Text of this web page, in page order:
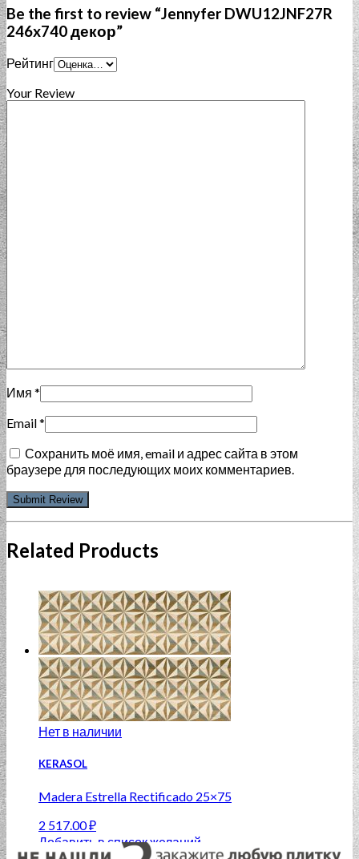
Be the first to review “Jennyfer DWU12JNF27R
246x740 декор”
Рейтинг
Your Review
Имя *
Email*
Сохранить моё имя, email и адрес сайта в этом
браузере для последующих моих комментариев.
Related Products
Нет в наличии
KERASOL
Madera Estrella Rectificado 25×75
2 517.00₽
Добавить в список желаний